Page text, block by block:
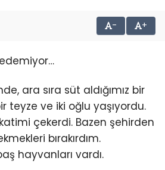
- +
ara sıra süt aldığımız bir
teyze ve iki oğlu yaşıyordu.
çekerdi. Bazen şehirden
bırakırdım.
hayvanları vardı.